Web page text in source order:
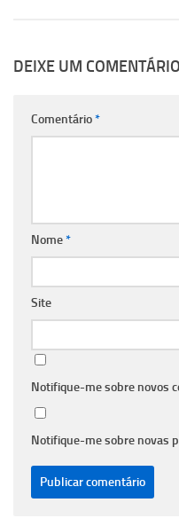
DEIXE UM COMENTÁRIO
Comentário*
Nome*
Site
Notifique-me sobre novos
Notifique-me sobre novas